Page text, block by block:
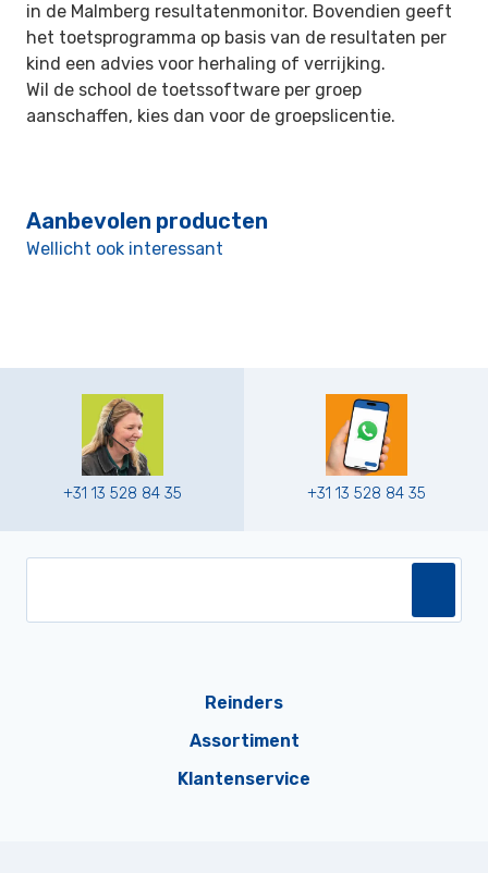
in de Malmberg resultatenmonitor. Bovendien geeft
het toetsprogramma op basis van de resultaten per
kind een advies voor herhaling of verrijking.
Wil de school de toetssoftware per groep
aanschaffen, kies dan voor de groepslicentie.
Aanbevolen producten
Wellicht ook interessant
+31 13 528 84 35 +31 13 528 84 35
Reinders
Assortiment
Klantenservice